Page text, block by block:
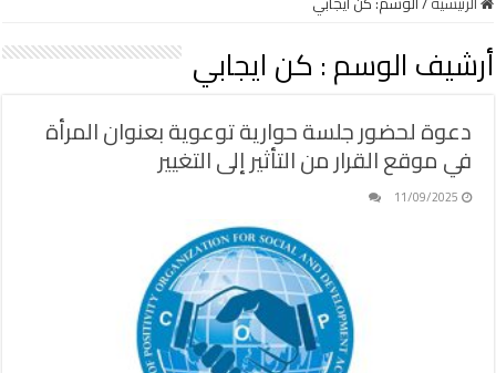
أرشيف الوسم : كن ايجابي
دعوة لحضور جلسة حوارية توعوية بعنوان المرأة
في موقع القرار من التأثير إلى التغيير
11/09/2025